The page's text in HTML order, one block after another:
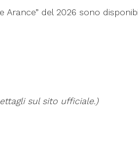
Arance” del 2026 sono
sul sito ufficiale.)